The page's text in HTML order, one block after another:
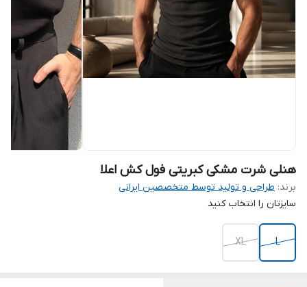
هنلی شرت مشکی کبریتی فول کش اعلا
برند: طراحی و تولید توسط متخصصین ایرانی
سایزتان را انتخاب کنید
L
XL